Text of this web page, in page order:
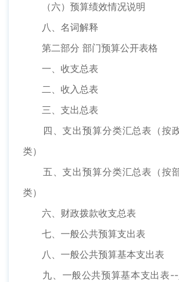
（六）预算绩效情况说明
八、名词解释
第二部分 部门预算公开表格
一、收支总表
二、收入总表
三、支出总表
四、支出预算分类汇总表（按
类）
五、支出预算分类汇总表（按
类）
六、财政拨款收支总表
七、一般公共预算支出表
八、一般公共预算基本支出表
九、一般公共预算基本支出表--